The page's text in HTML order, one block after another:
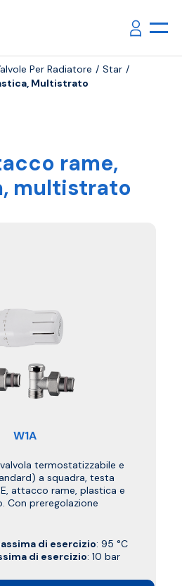
Per Radiatore
Star
Multistrato
rame,
multistrato
W1A
termostatizzabile e
a squadra, testa
attacco rame, plastica e
Con preregolazione
di esercizio: 95 °C
di esercizio: 10 bar